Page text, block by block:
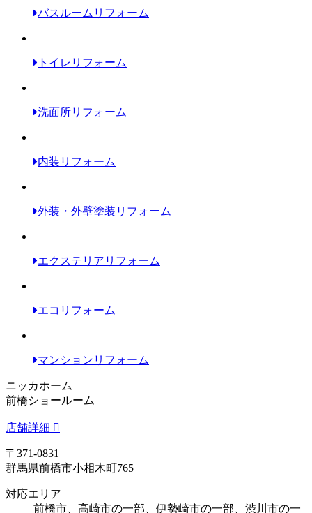
バスルームリフォーム
トイレリフォーム
洗面所リフォーム
内装リフォーム
外装・外壁塗装リフォーム
エクステリアリフォーム
エコリフォーム
マンションリフォーム
ニッカホーム
前橋ショールーム
店舗詳細
〒371-0831
群馬県前橋市小相木町765
対応エリア
前橋市、高崎市の一部、伊勢崎市の一部、渋川市の一